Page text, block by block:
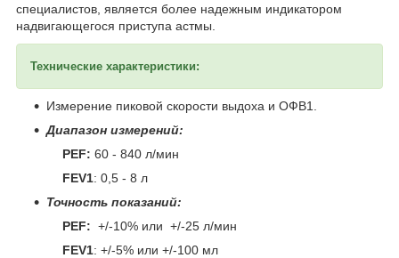
специалистов, является более надежным индикатором
надвигающегося приступа астмы.
Технические характеристики:
Измерение пиковой скорости выдоха и ОФВ1.
Диапазон измерений:
PEF: 60 - 840 л/мин
FEV1: 0,5 - 8 л
Точность показаний:
PEF: +/-10% или +/-25 л/мин
FEV1: +/-5% или +/-100 мл